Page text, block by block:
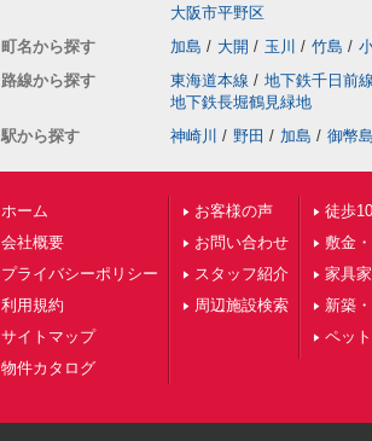
大阪市平野区
町名から探す
加島 / 大開 / 玉川 / 竹島 /
路線から探す
東海道本線 / 地下鉄千日前線
地下鉄長堀鶴見緑地
駅から探す
神崎川 / 野田 / 加島 / 御幣島
ホーム
会社概要
プライバシーポリシー
利用規約
サイトマップ
物件カタログ
お客様の声
お問い合わせ
スタッフ紹介
周辺施設検索
徒歩
敷金
家具
新築
ペッ